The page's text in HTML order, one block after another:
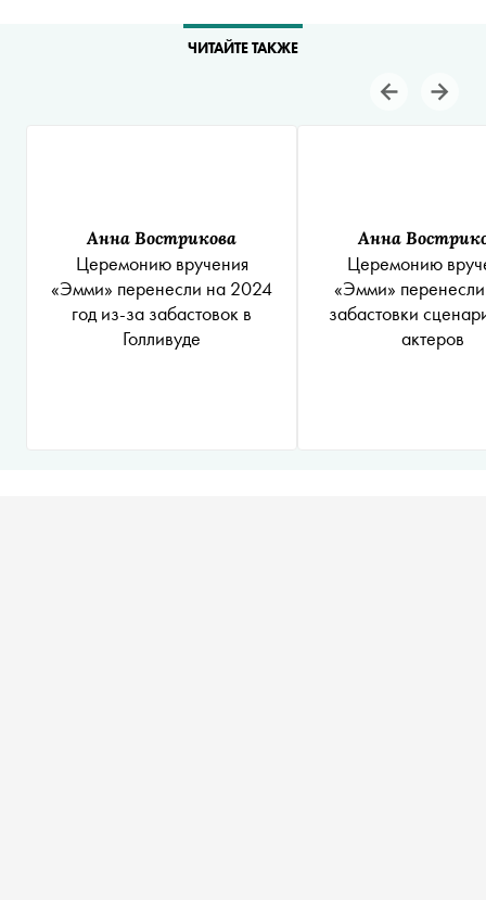
ЧИТАЙТЕ ТАКЖЕ
Анна Вострикова
Церемонию вручения
«Эмми» перенесли на 2024
год из-за забастовок в
Голливуде
Анна
Церемонию
«Эмми»
забастовки
актеров